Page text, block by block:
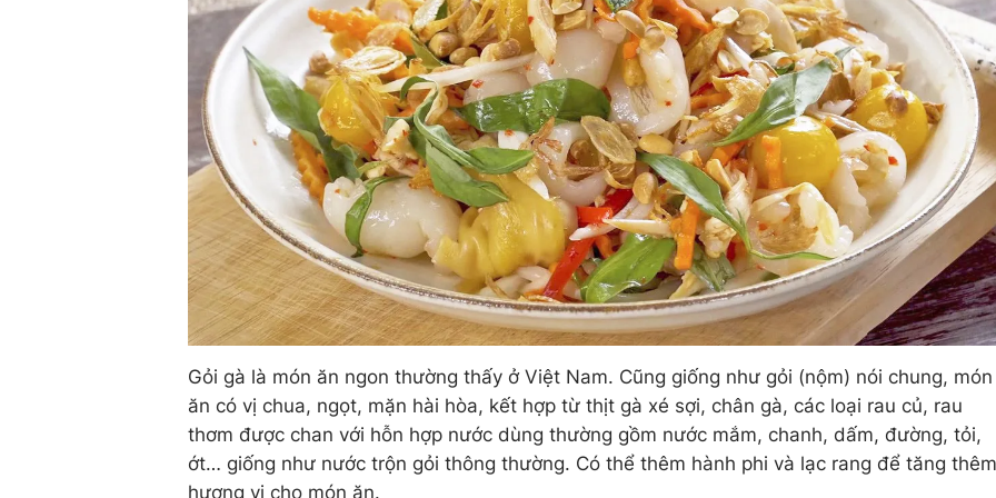
Gỏi gà là món ăn ngon thường thấy ở Việt Nam. Cũng giống như gỏi (nộm) nói chung, món
ăn có vị chua, ngọt, mặn hài hòa, kết hợp từ thịt gà xé sợi, chân gà, các loại rau củ, rau
thơm được chan với hỗn hợp nước dùng thường gồm nước mắm, chanh, dấm, đường, tỏi,
ớt… giống như nước trộn gỏi thông thường. Có thể thêm hành phi và lạc rang để tăng thêm
hương vị cho món ăn.